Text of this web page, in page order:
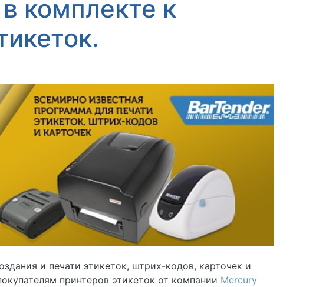
комплекте к
и печати этикеток, штрих-кодов, карточек и
принтеров этикеток от компании Mercury